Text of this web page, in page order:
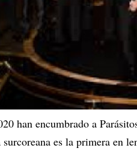
han encumbrado a
es la primera en